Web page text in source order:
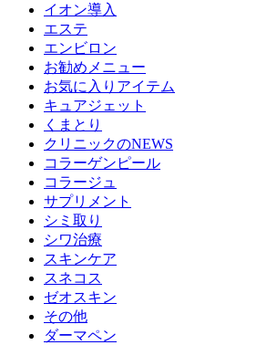
イオン導入
エステ
エンビロン
お勧めメニュー
お気に入りアイテム
キュアジェット
くまとり
クリニックのNEWS
コラーゲンピール
コラージュ
サプリメント
シミ取り
シワ治療
スキンケア
スネコス
ゼオスキン
その他
ダーマペン